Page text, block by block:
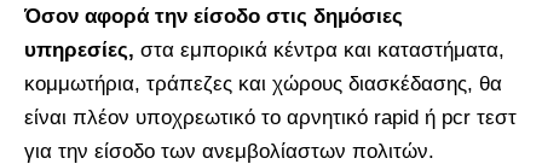
Όσον αφορά την είσοδο στις δημόσιες
υπηρεσίες, στα εμπορικά κέντρα και καταστήματα,
κομμωτήρια, τράπεζες και χώρους διασκέδασης, θα
είναι πλέον υποχρεωτικό το αρνητικό rapid ή pcr τεστ
για την είσοδο των ανεμβολίαστων πολιτών.